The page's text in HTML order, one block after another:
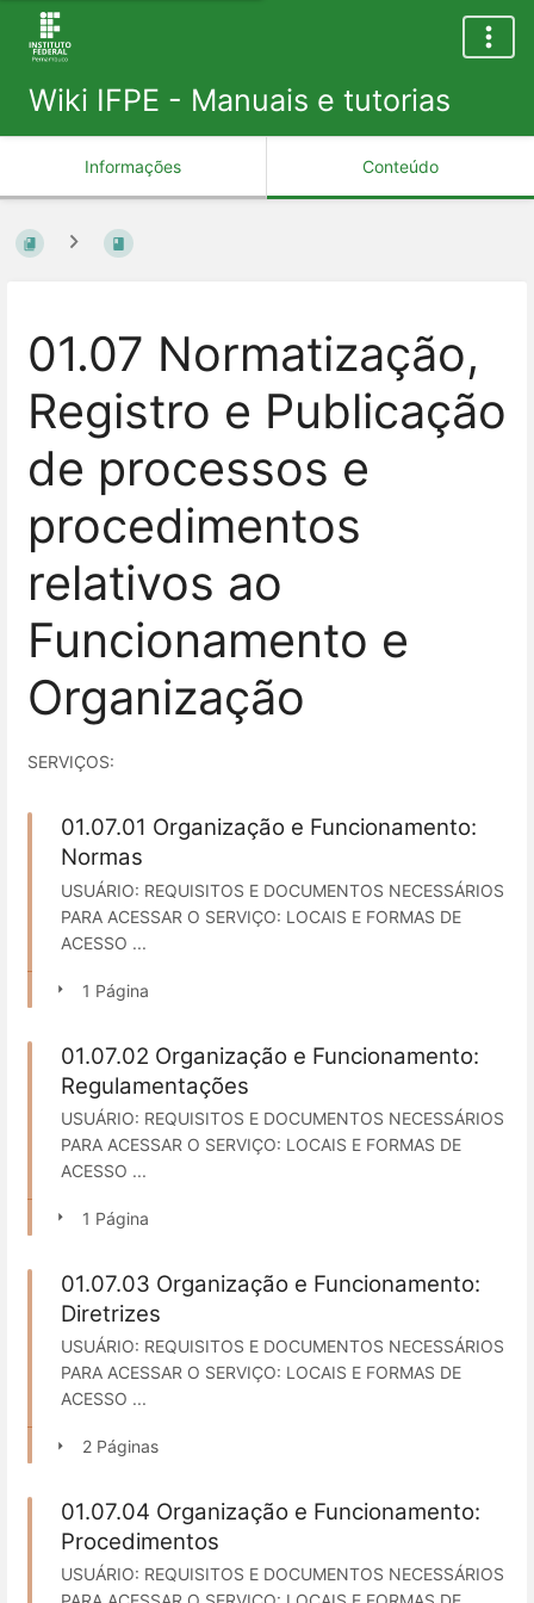
Wiki IFPE - Manuais e tutorias
Informações Conteúdo
01.07 Normatização,
Registro e Publicação
de processos e
procedimentos
relativos ao
Funcionamento e
Organização
SERVIÇOS:
01.07.01 Organização e Funcionamento:
Normas
USUÁRIO: REQUISITOS E DOCUMENTOS NECESSÁRIOS
PARA ACESSAR O SERVIÇO: LOCAIS E FORMAS DE
ACESSO ...
1 Página
01.07.02 Organização e Funcionamento:
Regulamentações
USUÁRIO: REQUISITOS E DOCUMENTOS NECESSÁRIOS
PARA ACESSAR O SERVIÇO: LOCAIS E FORMAS DE
ACESSO ...
1 Página
01.07.03 Organização e Funcionamento:
Diretrizes
USUÁRIO: REQUISITOS E DOCUMENTOS NECESSÁRIOS
PARA ACESSAR O SERVIÇO: LOCAIS E FORMAS DE
ACESSO ...
2 Páginas
01.07.04 Organização e Funcionamento:
Procedimentos
USUÁRIO: REQUISITOS E DOCUMENTOS NECESSÁRIOS